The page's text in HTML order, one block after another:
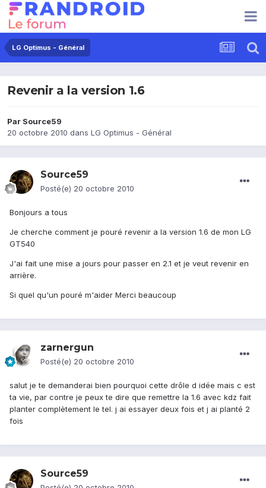
LG Optimus - Général
Revenir a la version 1.6
Par Source59
20 octobre 2010 dans LG Optimus - Général
Source59
Posté(e) 20 octobre 2010
Bonjours a tous
Je cherche comment je pouré revenir a la version 1.6 de mon LG
GT540
J'ai fait une mise a jours pour passer en 2.1 et je veut revenir en
arrière.
Si quel qu'un pouré m'aider Merci beaucoup
zarnergun
Posté(e) 20 octobre 2010
salut je te demanderai bien pourquoi cette drôle d idée mais c est
ta vie, par contre je peux te dire que remettre la 1.6 avec kdz fait
planter complètement le tel. j ai essayer deux fois et j ai planté 2
fois
Source59